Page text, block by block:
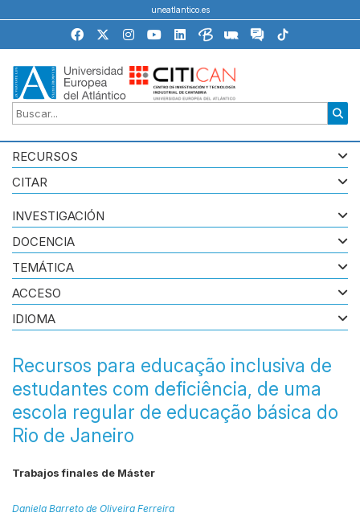
uneatlantico.es
RECURSOS
CITAR
Recursos para educação inclusiva de
estudantes com deficiência, de uma
escola regular de educação básica do
Rio de Janeiro
Trabajos finales de Máster
Daniela Barreto de Oliveira Ferreira
INVESTIGACIÓN
DOCENCIA
TEMÁTICA
ACCESO
IDIOMA